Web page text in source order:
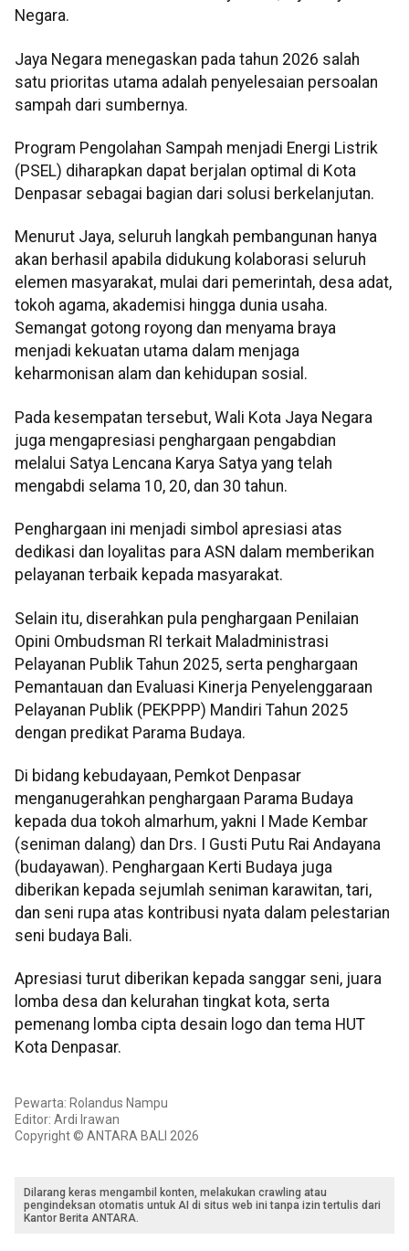
Negara.
Jaya Negara menegaskan pada tahun 2026 salah
satu prioritas utama adalah penyelesaian persoalan
sampah dari sumbernya.
Program Pengolahan Sampah menjadi Energi Listrik
(PSEL) diharapkan dapat berjalan optimal di Kota
Denpasar sebagai bagian dari solusi berkelanjutan.
Menurut Jaya, seluruh langkah pembangunan hanya
akan berhasil apabila didukung kolaborasi seluruh
elemen masyarakat, mulai dari pemerintah, desa adat,
tokoh agama, akademisi hingga dunia usaha.
Semangat gotong royong dan menyama braya
menjadi kekuatan utama dalam menjaga
keharmonisan alam dan kehidupan sosial.
Pada kesempatan tersebut, Wali Kota Jaya Negara
juga mengapresiasi penghargaan pengabdian
melalui Satya Lencana Karya Satya yang telah
mengabdi selama 10, 20, dan 30 tahun.
Penghargaan ini menjadi simbol apresiasi atas
dedikasi dan loyalitas para ASN dalam memberikan
pelayanan terbaik kepada masyarakat.
Selain itu, diserahkan pula penghargaan Penilaian
Opini Ombudsman RI terkait Maladministrasi
Pelayanan Publik Tahun 2025, serta penghargaan
Pemantauan dan Evaluasi Kinerja Penyelenggaraan
Pelayanan Publik (PEKPPP) Mandiri Tahun 2025
dengan predikat Parama Budaya.
Di bidang kebudayaan, Pemkot Denpasar
menganugerahkan penghargaan Parama Budaya
kepada dua tokoh almarhum, yakni I Made Kembar
(seniman dalang) dan Drs. I Gusti Putu Rai Andayana
(budayawan). Penghargaan Kerti Budaya juga
diberikan kepada sejumlah seniman karawitan, tari,
dan seni rupa atas kontribusi nyata dalam pelestarian
seni budaya Bali.
Apresiasi turut diberikan kepada sanggar seni, juara
lomba desa dan kelurahan tingkat kota, serta
pemenang lomba cipta desain logo dan tema HUT
Kota Denpasar.
Pewarta: Rolandus Nampu
Editor: Ardi Irawan
Copyright © ANTARA BALI 2026
Dilarang keras mengambil konten, melakukan crawling atau
pengindeksan otomatis untuk AI di situs web ini tanpa izin tertulis dari
Kantor Berita ANTARA.